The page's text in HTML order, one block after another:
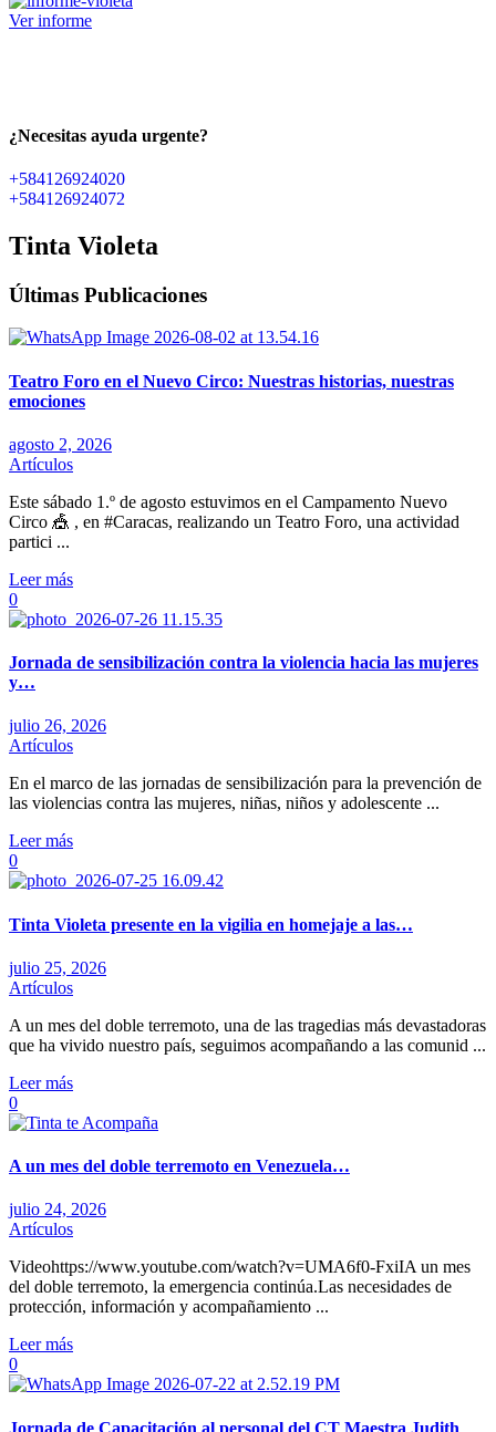
Ver informe
¿Necesitas ayuda urgente?
+584126924020
+584126924072
Tinta Violeta
Últimas Publicaciones
Teatro Foro en el Nuevo Circo: Nuestras historias, nuestras
emociones
agosto 2, 2026
Artículos
Este sábado 1.º de agosto estuvimos en el Campamento Nuevo
Circo 🎪 , en #Caracas, realizando un Teatro Foro, una actividad
partici ...
Leer más
0
Jornada de sensibilización contra la violencia hacia las mujeres
y…
julio 26, 2026
Artículos
En el marco de las jornadas de sensibilización para la prevención de
las violencias contra las mujeres, niñas, niños y adolescente ...
Leer más
0
Tinta Violeta presente en la vigilia en homejaje a las…
julio 25, 2026
Artículos
A un mes del doble terremoto, una de las tragedias más devastadoras
que ha vivido nuestro país, seguimos acompañando a las comunid ...
Leer más
0
A un mes del doble terremoto en Venezuela…
julio 24, 2026
Artículos
Videohttps://www.youtube.com/watch?v=UMA6f0-FxiIA un mes
del doble terremoto, la emergencia continúa.Las necesidades de
protección, información y acompañamiento ...
Leer más
0
Jornada de Capacitación al personal del CT Maestra Judith